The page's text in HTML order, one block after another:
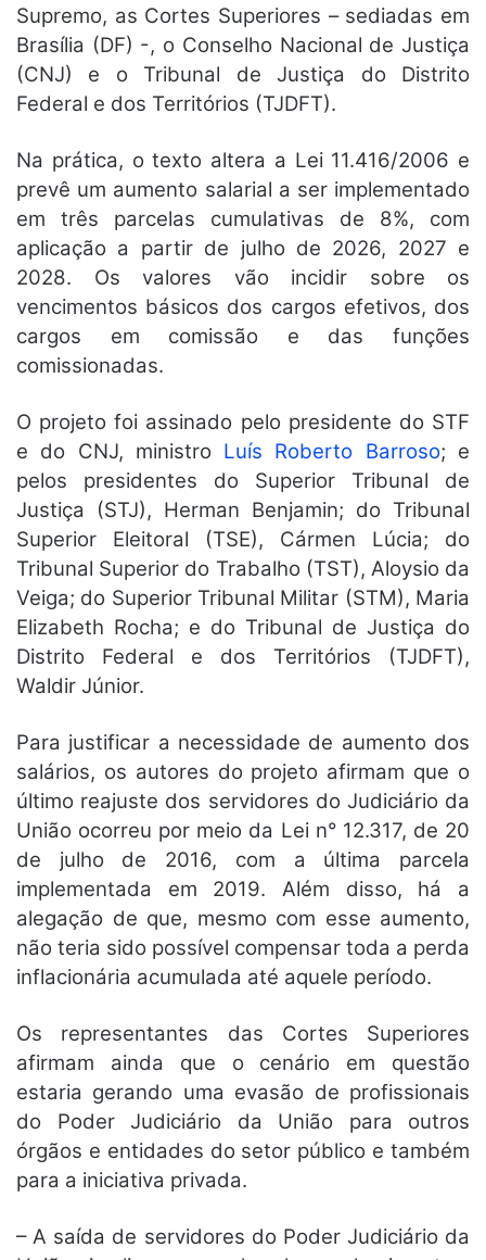
Supremo, as Cortes Superiores – sediadas em
Brasília (DF) -, o Conselho Nacional de Justiça
(CNJ) e o Tribunal de Justiça do Distrito
Federal e dos Territórios (TJDFT).
Na prática, o texto altera a Lei 11.416/2006 e
prevê um aumento salarial a ser implementado
em três parcelas cumulativas de 8%, com
aplicação a partir de julho de 2026, 2027 e
2028. Os valores vão incidir sobre os
vencimentos básicos dos cargos efetivos, dos
cargos em comissão e das funções
comissionadas.
O projeto foi assinado pelo presidente do STF
e do CNJ, ministro Luís Roberto Barroso; e
pelos presidentes do Superior Tribunal de
Justiça (STJ), Herman Benjamin; do Tribunal
Superior Eleitoral (TSE), Cármen Lúcia; do
Tribunal Superior do Trabalho (TST), Aloysio da
Veiga; do Superior Tribunal Militar (STM), Maria
Elizabeth Rocha; e do Tribunal de Justiça do
Distrito Federal e dos Territórios (TJDFT),
Waldir Júnior.
Para justificar a necessidade de aumento dos
salários, os autores do projeto afirmam que o
último reajuste dos servidores do Judiciário da
União ocorreu por meio da Lei n° 12.317, de 20
de julho de 2016, com a última parcela
implementada em 2019. Além disso, há a
alegação de que, mesmo com esse aumento,
não teria sido possível compensar toda a perda
inflacionária acumulada até aquele período.
Os representantes das Cortes Superiores
afirmam ainda que o cenário em questão
estaria gerando uma evasão de profissionais
do Poder Judiciário da União para outros
órgãos e entidades do setor público e também
para a iniciativa privada.
– A saída de servidores do Poder Judiciário da